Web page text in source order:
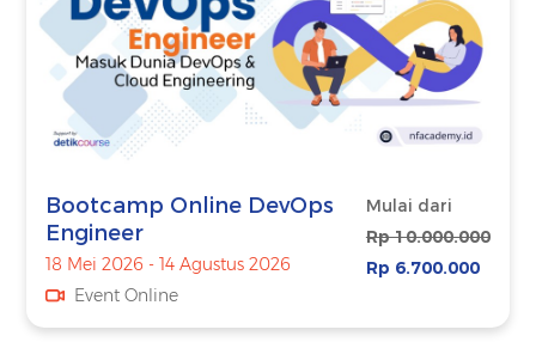
Bootcamp Online DevOps
Engineer
18 Mei 2026 - 14 Agustus 2026
Event Online
Mulai dari
Rp 10.000.000
Rp 6.700.000